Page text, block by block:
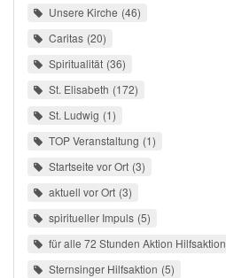
Unsere Kirche 46
Caritas 20
Spiritualität 36
St. Elisabeth 172
St. Ludwig 1
TOP Veranstaltung 1
Startseite vor Ort 3
aktuell vor Ort 3
spiritueller Impuls 5
für alle 72 Stunden Aktion Hilfsaktion
Sternsinger Hilfsaktion 5